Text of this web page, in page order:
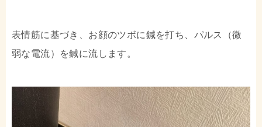
表情筋に基づき、お顔のツボに鍼を打ち、パルス（微
弱な電流）を鍼に流します。